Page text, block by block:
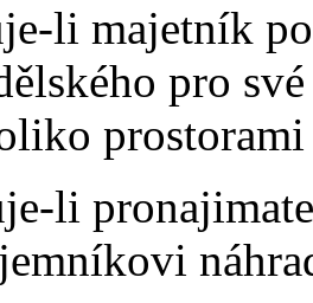
li majetník
pro
li